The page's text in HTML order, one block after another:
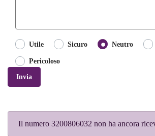
Utile Sicuro Neutro
Pericoloso
Invia
Il numero 3200806032 non ha ancora